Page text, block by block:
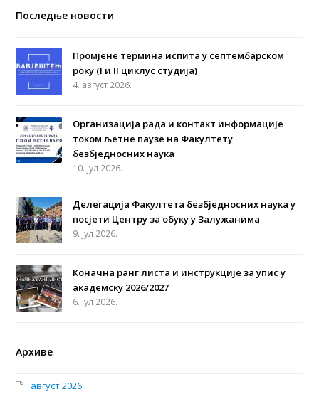
Последње новости
Промјене термина испита у септембарском
року (I и II циклус студија)
4. август 2026.
Организација рада и контакт информације
током љетне паузе на Факултету
безбједносних наука
10. јул 2026.
Делегација Факултета безбједносних наука у
посјети Центру за обуку у Залужанима
9. јул 2026.
Коначна ранг листа и инструкције за упис у
академску 2026/2027
6. јул 2026.
Архиве
август 2026